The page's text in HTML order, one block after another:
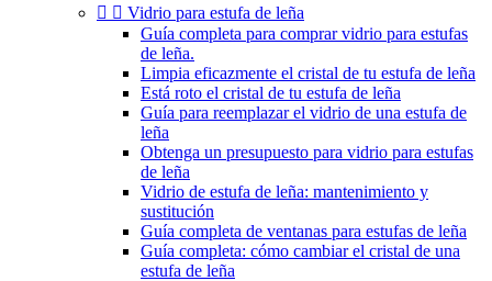
  Vidrio para estufa de leña
Guía completa para comprar vidrio para estufas
de leña.
Limpia eficazmente el cristal de tu estufa de leña
Está roto el cristal de tu estufa de leña
Guía para reemplazar el vidrio de una estufa de
leña
Obtenga un presupuesto para vidrio para estufas
de leña
Vidrio de estufa de leña: mantenimiento y
sustitución
Guía completa de ventanas para estufas de leña
Guía completa: cómo cambiar el cristal de una
estufa de leña